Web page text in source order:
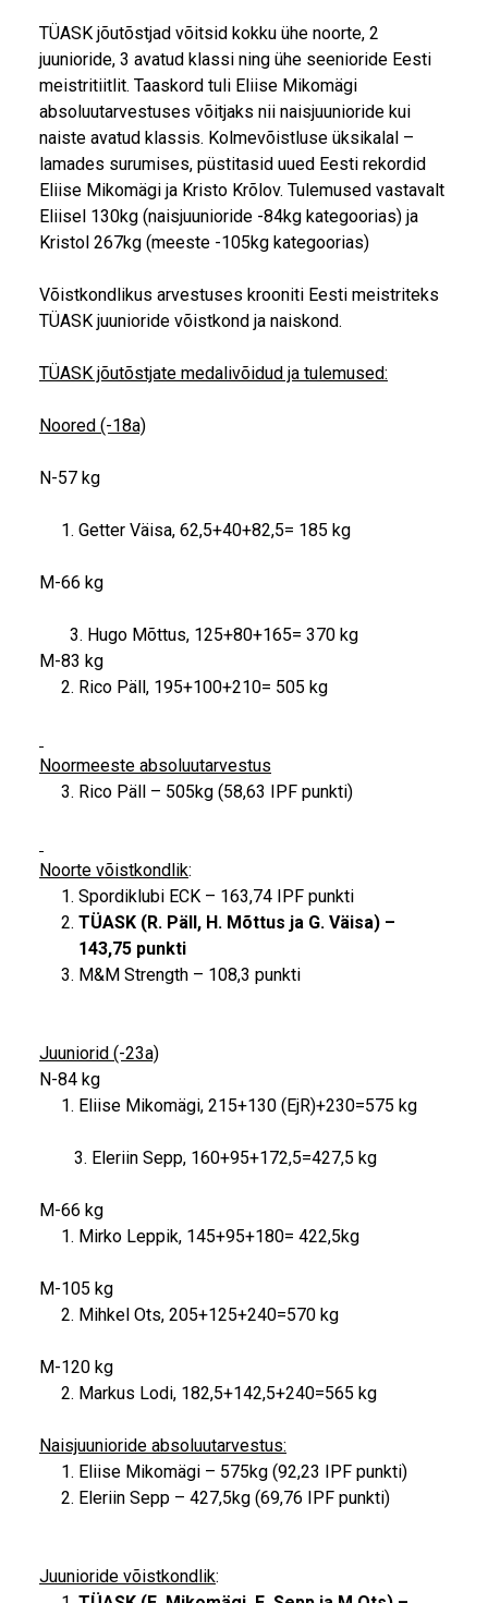
TÜASK jõutõstjad võitsid kokku ühe noorte, 2
juunioride, 3 avatud klassi ning ühe seenioride Eesti
meistritiitlit. Taaskord tuli Eliise Mikomägi
absoluutarvestuses võitjaks nii naisjuunioride kui
naiste avatud klassis. Kolmevõistluse üksikalal –
lamades surumises, püstitasid uued Eesti rekordid
Eliise Mikomägi ja Kristo Krõlov. Tulemused vastavalt
Eliisel 130kg (naisjuunioride -84kg kategoorias) ja
Kristol 267kg (meeste -105kg kategoorias)
Võistkondlikus arvestuses krooniti Eesti meistriteks
TÜASK juunioride võistkond ja naiskond.
TÜASK jõutõstjate medalivõidud ja tulemused:
Noored (-18a)
N-57 kg
Getter Väisa, 62,5+40+82,5= 185 kg
M-66 kg
3. Hugo Mõttus, 125+80+165= 370 kg
M-83 kg
Rico Päll, 195+100+210= 505 kg
Noormeeste absoluutarvestus
Rico Päll – 505kg (58,63 IPF punkti)
Noorte võistkondlik:
Spordiklubi ECK – 163,74 IPF punkti
TÜASK (R. Päll, H. Mõttus ja G. Väisa) –
143,75 punkti
M&M Strength – 108,3 punkti
Juuniorid (-23a)
N-84 kg
Eliise Mikomägi, 215+130 (EjR)+230=575 kg
3. Eleriin Sepp, 160+95+172,5=427,5 kg
M-66 kg
Mirko Leppik, 145+95+180= 422,5kg
M-105 kg
Mihkel Ots, 205+125+240=570 kg
M-120 kg
2. Markus Lodi, 182,5+142,5+240=565 kg
Naisjuunioride absoluutarvestus:
Eliise Mikomägi – 575kg (92,23 IPF punkti)
Eleriin Sepp – 427,5kg (69,76 IPF punkti)
Juunioride võistkondlik: